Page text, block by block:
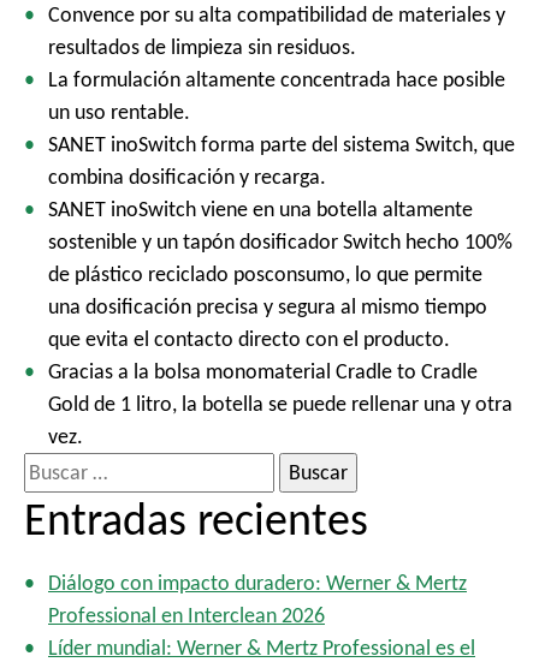
Convence por su alta compatibilidad de materiales y
resultados de limpieza sin residuos.
La formulación altamente concentrada hace posible
un uso rentable.
SANET inoSwitch forma parte del sistema Switch, que
combina dosificación y recarga.
SANET inoSwitch viene en una botella altamente
sostenible y un tapón dosificador Switch hecho 100%
de plástico reciclado posconsumo, lo que permite
una dosificación precisa y segura al mismo tiempo
que evita el contacto directo con el producto.
Gracias a la bolsa monomaterial Cradle to Cradle
Gold de 1 litro, la botella se puede rellenar una y otra
vez.
B
u
sEntradas recientes
Diálogo con impacto duradero: Werner & Mertz
Professional en Interclean 2026
Líder mundial: Werner & Mertz Professional es el